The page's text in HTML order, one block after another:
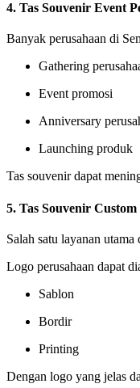
4. Tas Souvenir Event
Banyak perusahaan di
Gathering
Event promosi
Anniversary
Launching produk
Tas souvenir dapat
5. Tas Souvenir
Salah satu layanan utama
Logo perusahaan dapat
Sablon
Bordir
Printing
Dengan logo yang jelas